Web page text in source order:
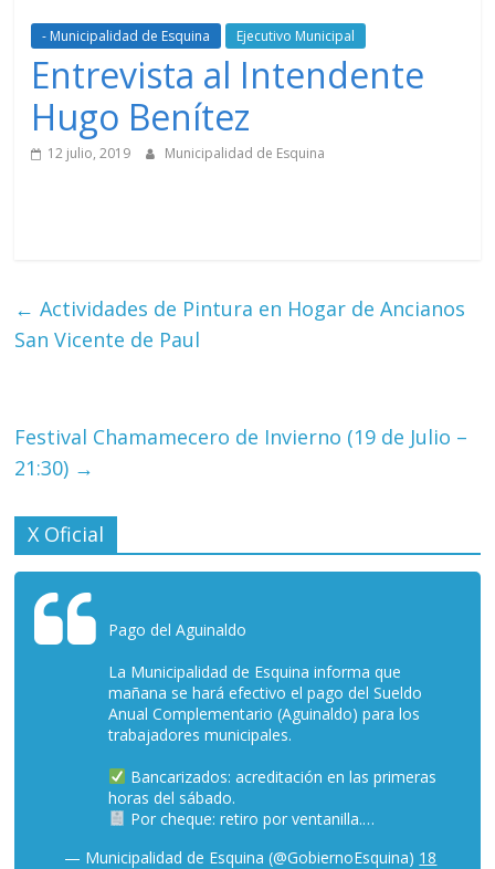
- Municipalidad de Esquina Ejecutivo Municipal
Entrevista al Intendente
Hugo Benítez
12 julio, 2019 Municipalidad de Esquina
← Actividades de Pintura en Hogar de Ancianos
San Vicente de Paul
Festival Chamamecero de Invierno (19 de Julio –
21:30) →
X Oficial
Pago del Aguinaldo
La Municipalidad de Esquina informa que
mañana se hará efectivo el pago del Sueldo
Anual Complementario (Aguinaldo) para los
trabajadores municipales.
Bancarizados: acreditación en las primeras
horas del sábado.
Por cheque: retiro por ventanilla.…
— Municipalidad de Esquina (@GobiernoEsquina) 18